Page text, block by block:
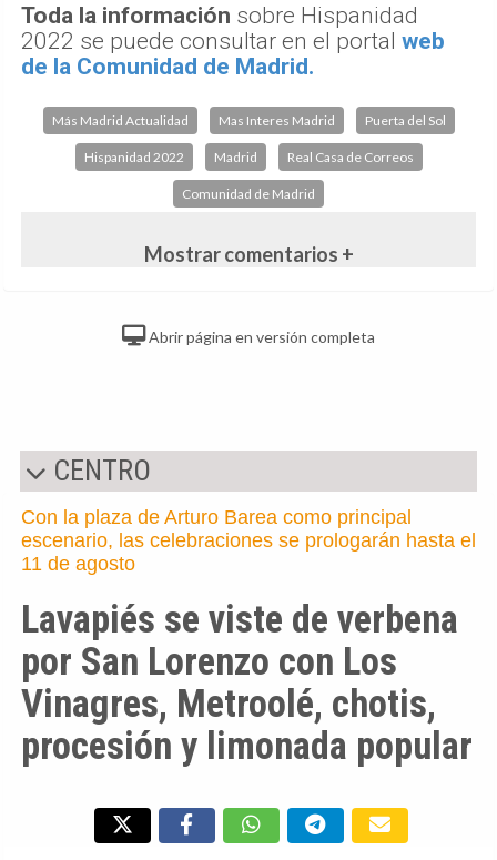
Toda la información sobre Hispanidad
2022 se puede consultar en el portal web
de la Comunidad de Madrid.
Más Madrid Actualidad Mas Interes Madrid Puerta del Sol
Hispanidad 2022 Madrid Real Casa de Correos
Comunidad de Madrid
Mostrar comentarios +
Abrir página en versión completa
CENTRO
Con la plaza de Arturo Barea como principal
escenario, las celebraciones se prologarán hasta el
11 de agosto
Lavapiés se viste de verbena
por San Lorenzo con Los
Vinagres, Metroolé, chotis,
procesión y limonada popular